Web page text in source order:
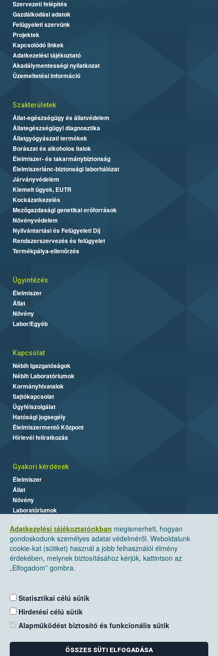
Adatkezelési tájékoztatónkban megismerheti, hogyan
gondoskodunk személyes adatai védelméről. Weboldalunk
cookie-kat (sütiket) használ a jobb felhasználói élmény
érdekében, melynek biztosításához kérjük, kattintson az
„Elfogadom” gombra.
Statisztikai célú sütik
Hirdetési célú sütik
Alapműködést biztosító és funkcionális sütik
ÖSSZES SÜTI ELFOGADÁSA
Szervezeti felépítés
Gazdálkodási adatok
Felügyeleti szervünk
Projektek
Kapcsolódó linkek
Adatkezelési tájékoztató
Akadálymentességi nyilatkozat
Üzemeltetési információ
Szakterületek
Állat-egészségügy és állatvédelem
Állategészségügyi diagnosztika
Állatgyógyászati termékek
Borászat és alkoholos italok
Élelmiszer- és takarmánybiztonság
Élelmiszerlánc-biztonsági laborhálózat
Járványvédelem
Kiemelt ügyek, EUTR
Kockázatkezelés
Mezőgazdasági genetikai erőforrások
Növényvédelem
Nyilvántartási és Felügyeleti Díj
Rendszerszervezés és felügyelet
Termékpálya-ellenőrzés
Ügyintézés
Élelmiszer
Állat
Növény
Labor/Egyéb
Kapcsolat
Nébih Igazgatóságok
Nébih Laboratóriumok
Kormányhivatalok
Sajtókapcsolat
Ügyfélszolgálat
Hatósági jogsegély
Élelmiszermentő Központ
Hírlevél feliratkozás
Gyakori kérdések
Élelmiszer
Állat
Növény
Laboratóriumok
Nemzeti Élelmiszerlánc-biztonsági Hivatal
Levelezési cím: 1525 Budapest. Pf. 30.
E-mail:ugyfelszolgalat@nebih.gov.hu